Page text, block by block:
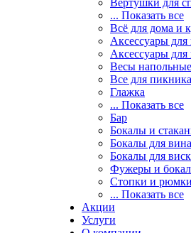
Вертушки для
... Показать все
Всё для дома и
Аксессуары
Аксессуары для
Весы напольные
Все для
Глажка
... Показать все
Бар
Бокалы и
Бокалы для вина
Бокалы для
Фужеры и
Стопки и рюмки
... Показать все
Акции
Услуги